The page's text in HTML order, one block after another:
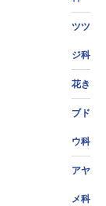
ツツ
ジ科
花き
ブド
ウ科
アヤ
メ科